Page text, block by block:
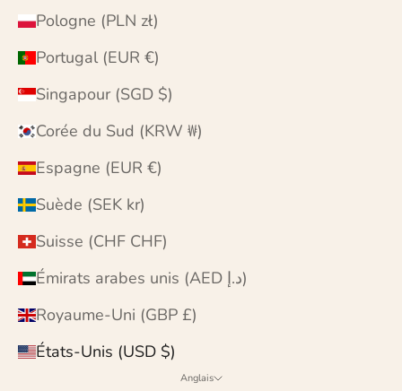
Pologne (PLN zł)
Portugal (EUR €)
Singapour (SGD $)
Corée du Sud (KRW ₩)
Espagne (EUR €)
Suède (SEK kr)
Suisse (CHF CHF)
Émirats arabes unis (AED د.إ)
Royaume-Uni (GBP £)
États-Unis (USD $)
Anglais